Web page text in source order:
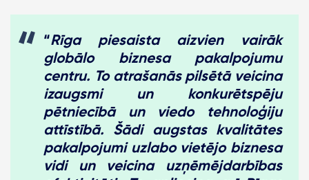
“Rīga piesaista aizvien vairāk
globālo biznesa pakalpojumu
centru. To atrašanās pilsētā veicina
izaugsmi un konkurētspēju
pētniecībā un viedo tehnoloģiju
attīstībā. Šādi augstas kvalitātes
pakalpojumi uzlabo vietējo biznesa
vidi un veicina uzņēmējdarbības